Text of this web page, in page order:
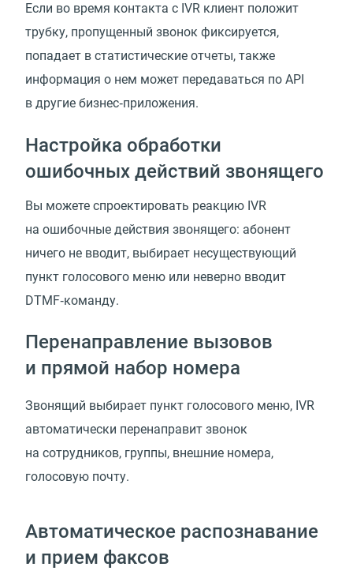
Если во время контакта с IVR клиент положит
трубку, пропущенный звонок фиксируется,
попадает в статистические отчеты, также
информация о нем может передаваться по API
в другие бизнес‑приложения.
Настройка обработки
ошибочных действий звонящего
Вы можете спроектировать реакцию IVR
на ошибочные действия звонящего: абонент
ничего не вводит, выбирает несуществующий
пункт голосового меню или неверно вводит
DTMF‑команду.
Перенаправление вызовов
и прямой набор номера
Звонящий выбирает пункт голосового меню, IVR
автоматически перенаправит звонок
на сотрудников, группы, внешние номера,
голосовую почту.
Автоматическое распознавание
и прием факсов